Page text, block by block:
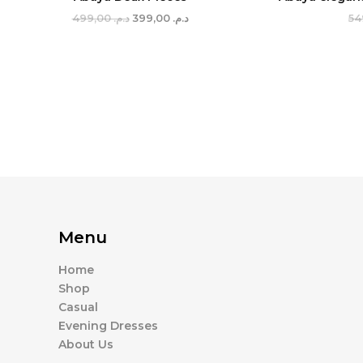
د.م.499,00 د.م. 399,00
Menu
Home
Shop
Casual
Evening Dresses
About Us